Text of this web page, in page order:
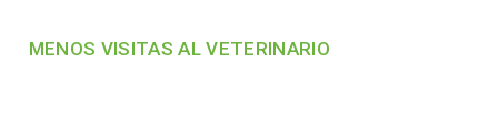
MENOS VISITAS AL VETERINARIO